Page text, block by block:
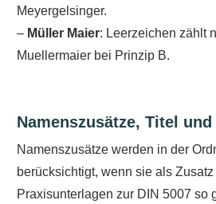
Meyergelsinger.
– Müller Maier: Leerzeichen zählt
Muellermaier bei Prinzip B.
Namenszusätze, Titel
Namenszusätze werden in der
berücksichtigt, wenn sie als
Praxisunterlagen zur DIN 5007 so